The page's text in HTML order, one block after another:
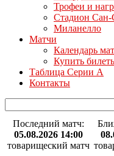
Трофеи и
Стадион
Миланелло
Матчи
Календарь
Купить
Таблица Серии А
Контакты
Последний матч:
05.08.2026 14:00
товарищеский матч